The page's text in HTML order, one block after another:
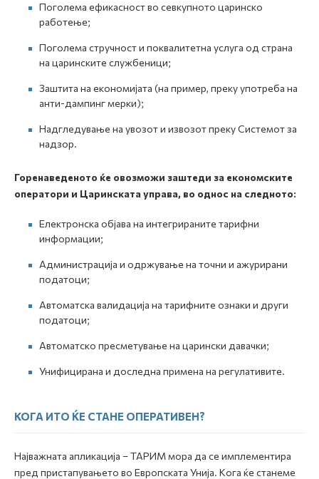
Поголема ефикасност во севкупното царинско
работење;
Поголема стручност и поквалитетна услуга од страна
на царинските службеници;
Заштита на економијата (на пример, преку употреба на
анти-дампинг мерки);
Надгледување на увозот и извозот преку Системот за
надзор.
Горенаведеното ќе овозможи заштеди за економските
оператори и Царинската управа, во однос на следното:
Електронска објава на интегрираните тарифни
информации;
Администрација и одржување на точни и ажурирани
податоци;
Автоматска валидација на тарифните ознаки и други
податоци;
Автоматско пресметување на царински давачки;
Унифицирана и доследна примена на регулативите.
КОГА ИТО ЌЕ СТАНЕ ОПЕРАТИВЕН?
Најважната апликација – ТАРИМ мора да се имплементира
пред пристапувањето во Европската Унија. Кога ќе станеме